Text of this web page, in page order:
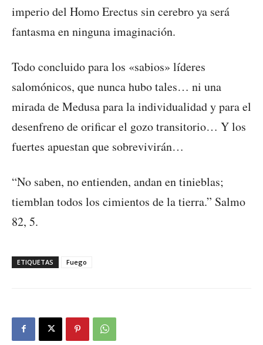
imperio del Homo Erectus sin cerebro ya será
fantasma en ninguna imaginación.
Todo concluido para los «sabios» líderes
salomónicos, que nunca hubo tales… ni una
mirada de Medusa para la individualidad y para el
desenfreno de orificar el gozo transitorio… Y los
fuertes apuestan que sobrevivirán…
“No saben, no entienden, andan en tinieblas;
tiemblan todos los cimientos de la tierra.” Salmo
82, 5.
ETIQUETAS Fuego